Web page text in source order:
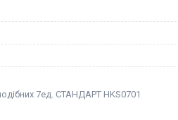
7ед. СТАНДАРТ HKS0701